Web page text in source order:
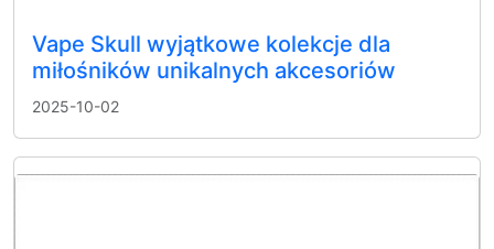
Vape Skull wyjątkowe kolekcje dla
miłośników unikalnych akcesoriów
2025-10-02